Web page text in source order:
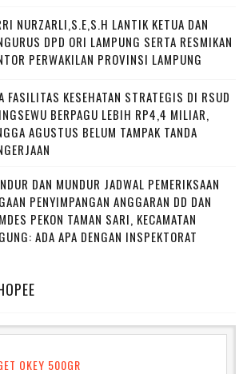
NURZARLI,S.E,S.H LANTIK KETUA DAN
DPD ORI LAMPUNG SERTA RESMIKAN
PERWAKILAN PROVINSI LAMPUNG
FASILITAS KESEHATAN STRATEGIS DI RSUD
BERPAGU LEBIH RP4,4 MILIAR,
AGUSTUS BELUM TAMPAK TANDA
DAN MUNDUR JADWAL PEMERIKSAAN
PENYIMPANGAN ANGGARAN DD DAN
PEKON TAMAN SARI, KECAMATAN
ADA APA DENGAN INSPEKTORAT
OKEY 500GR